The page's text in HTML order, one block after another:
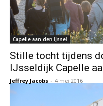
Capelle aan den IJssel
Stille tocht tijdens
IJsseldijk Capelle
Jeffrey Jacobs - 4 mei 2016